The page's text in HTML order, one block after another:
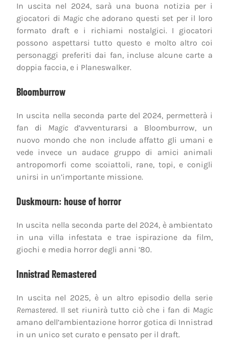
In uscita nel 2024, sarà una buona notizia per i
giocatori di Magic che adorano questi set per il loro
formato draft e i richiami nostalgici. I giocatori
possono aspettarsi tutto questo e molto altro coi
personaggi preferiti dai fan, incluse alcune carte a
doppia faccia, e i Planeswalker.
Bloomburrow
In uscita nella seconda parte del 2024, permetterà i
fan di Magicd’avventurarsi a Bloomburrow, un
nuovo mondo che non include affatto gli umani e
vede invece un audace gruppo di amici animali
antropomorfi come scoiattoli, rane, topi, e conigli
unirsi in un’importante missione.
Duskmourn: house of horror
In uscita nella seconda parte del 2024, è ambientato
in una villa infestata e trae ispirazione da film,
giochi e media horror degli anni ’80.
Innistrad Remastered
In uscita nel 2025, è un altro episodio della serie
Remastered. Il set riunirà tutto ciò che i fan di Magic
amano dell’ambientazione horror gotica di Innistrad
in un unico set curato e pensato per il draft.